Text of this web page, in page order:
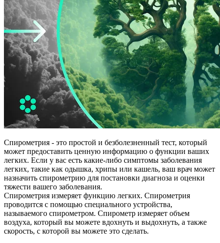
Спирометрия - это простой и безболезненный тест, который
может предоставить ценную информацию о функции ваших
легких. Если у вас есть какие-либо симптомы заболевания
легких, такие как одышка, хрипы или кашель, ваш врач может
назначить спирометрию для постановки диагноза и оценки
тяжести вашего заболевания.
Спирометрия измеряет функцию легких. Спирометрия
проводится с помощью специального устройства,
называемого спирометром. Спирометр измеряет объем
воздуха, который вы можете вдохнуть и выдохнуть, а также
скорость, с которой вы можете это сделать.